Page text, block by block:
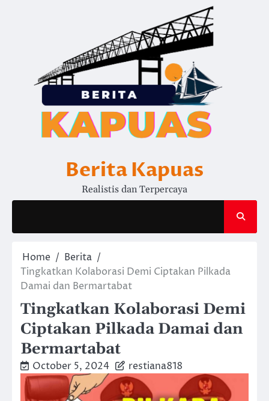
Berita Kapuas
Realistis dan Terpercaya
Home
Berita
Tingkatkan Kolaborasi Demi Ciptakan Pilkada
Damai dan Bermartabat
Tingkatkan Kolaborasi Demi
Ciptakan Pilkada Damai dan
Bermartabat
October 5, 2024 restiana818